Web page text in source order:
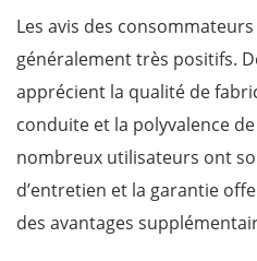
Les avis des
généralement très positifs.
apprécient la qualité de
conduite et la polyvalence
nombreux utilisateurs ont
d’entretien et la garantie
des avantages